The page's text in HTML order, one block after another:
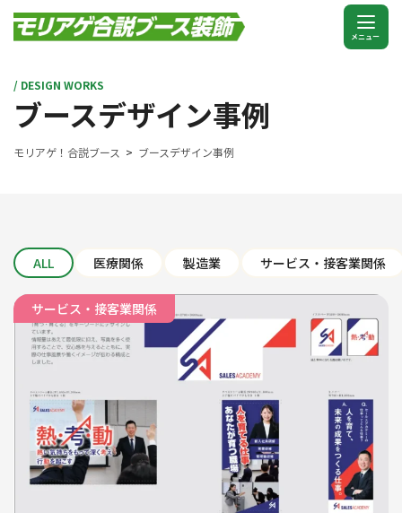
/ DESIGN WORKS
ブースデザイン事例
モリアゲ！合説ブース ブースデザイン事例
ALL 医療関係 製造業 サービス・接客業関係
サービス・接客業関係